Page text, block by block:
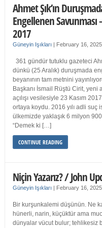
Ahmet Şık’ın
Engellenen Savunması
2017
Güneyin Işıkları | February 16, 2025
361 gündür tutuklu gazeteci
dünkü (25 Aralık) duruşmada
beyanının tam metnini
Başkanı İsmail Rüştü Cirit, yeni
açılışı vesilesiyle 23 Kasım
ortaya koydu. 2016 yılı adli
ülkemizde yaklaşık 6 milyon
“Demek ki […]
CONTINUE READING
Niçin Yazarız? / John
Güneyin Işıkları | February 16, 2025
Bir kurşunkalemi düşünün. Ne
hünerli, narin, küçüktür ama
dünyalar vücut bulur; tehlikesiz